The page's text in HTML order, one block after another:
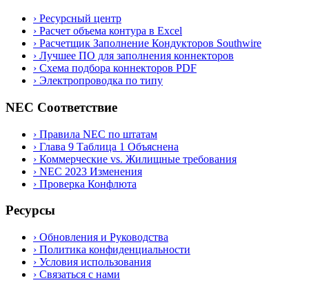
› Ресурсный центр
› Расчет объема контура в Excel
› Расчетщик Заполнение Кондукторов Southwire
› Лучшее ПО для заполнения коннекторов
› Схема подбора коннекторов PDF
› Электропроводка по типу
NEC Соответствие
› Правила NEC по штатам
› Глава 9 Таблица 1 Объяснена
› Коммерческие vs. Жилищные требования
› NEC 2023 Изменения
› Проверка Конфлюта
Ресурсы
› Обновления и Руководства
› Политика конфиденциальности
› Условия использования
› Связаться с нами